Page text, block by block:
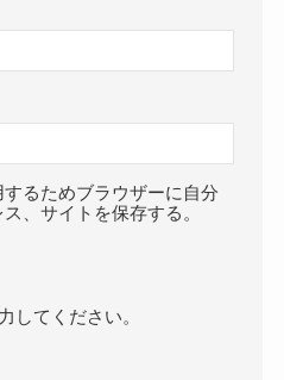
るためブラウザーに自分
、サイトを保存する。
してください。